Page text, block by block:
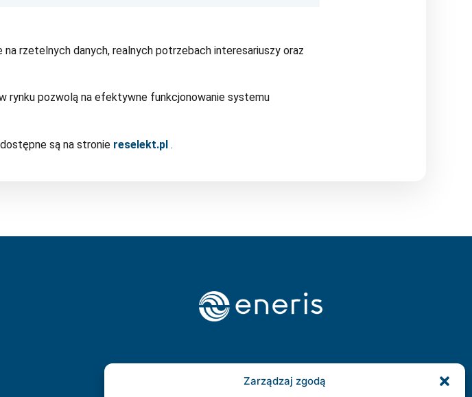
Zarządzaj zgodą
rzetelnych danych, realnych potrzebach interesariuszy oraz
rynku pozwolą na efektywne funkcjonowanie systemu
są na stronie reselekt.pl .